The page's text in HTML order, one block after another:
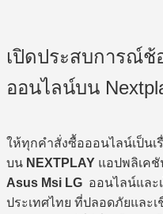
เปิดประสบการณ์ช้
ออนไลน์บน
ให้ทุกคำสั่งซื้อออนไลน์เป็น
บน NEXTPLAY แอปพลิเค
Asus Msi LG ออนไลน์และ
ประเทศไทย ที่ปลอดภัยและ